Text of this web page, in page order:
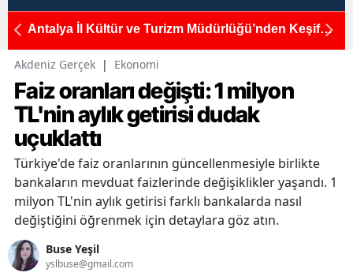
Antalya İl Kültür ve Turizm Müdürlüğü’nden Keşif
Derinliklerinde Saklı"
Akdeniz Gerçek | Ekonomi
Faiz oranları değişti: 1 milyon
TL'nin aylık getirisi dudak
uçuklattı
Türkiye'de faiz oranlarının güncellenmesiyle birlikte
bankaların mevduat faizlerinde değişiklikler yaşandı. 1
milyon TL'nin aylık getirisi farklı bankalarda nasıl
değiştiğini öğrenmek için detaylara göz atın.
Buse Yeşil
yslbuse@gmail.com